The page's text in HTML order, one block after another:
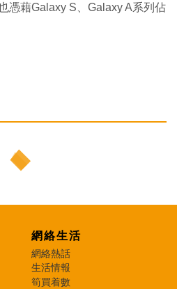
憑藉Galaxy S、Galaxy A系列佔
網絡生活
網絡熱話
生活情報
筍買着數